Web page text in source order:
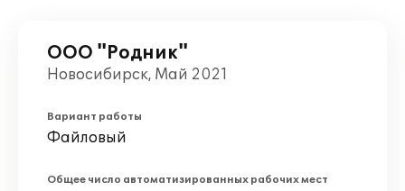
ООО "Родник"
Новосибирск, Май 2021
Вариант работы
Файловый
Общее число автоматизированных рабочих мест